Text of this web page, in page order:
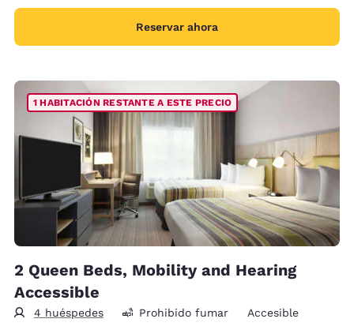
Reservar ahora
1 HABITACIÓN RESTANTE A ESTE PRECIO
2 Queen Beds, Mobility and Hearing
Accessible
4 huéspedes Prohibido fumar Accesible